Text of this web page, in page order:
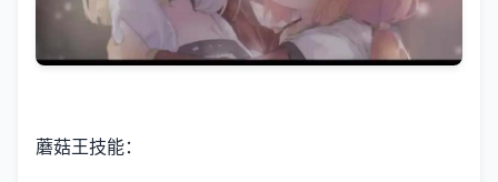
蘑菇王技能：